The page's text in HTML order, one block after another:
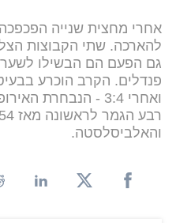
אחרי מחצית שנייה
להארכה. שתי הקבוצות
גם הפעם הם הבשילו
פנדלים. הקרב הוכרע
ואחרי 3:4 -
והאלביסלסטה.